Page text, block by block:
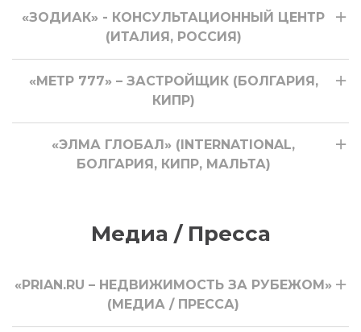
«ЗОДИАК» - КОНСУЛЬТАЦИОННЫЙ ЦЕНТР
(ИТАЛИЯ, РОССИЯ)
«МЕТР 777» – ЗАСТРОЙЩИК (БОЛГАРИЯ,
КИПР)
«ЭЛМА ГЛОБАЛ» (INTERNATIONAL,
БОЛГАРИЯ, КИПР, МАЛЬТА)
Медиа / Пресса
«PRIAN.RU – НЕДВИЖИМОСТЬ ЗА РУБЕЖОМ»
(МЕДИА / ПРЕССА)